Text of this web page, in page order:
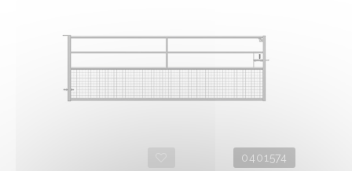
0401574